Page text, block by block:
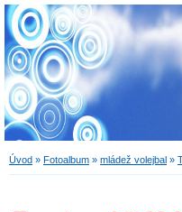
Úvod » Fotoalbum » mládež volejbal »